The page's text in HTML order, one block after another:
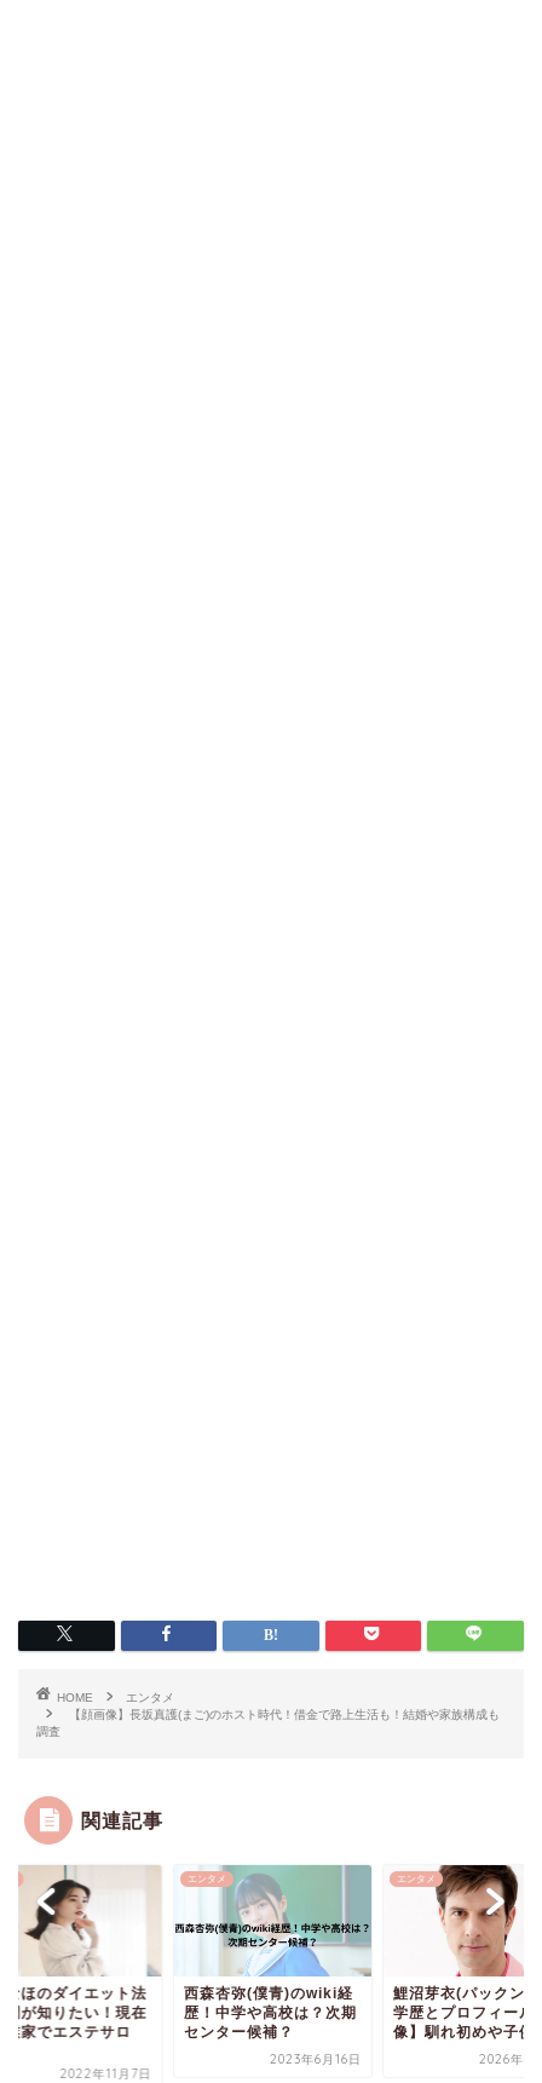
HOME
エンタメ
【顔画像】長坂真護(まご)のホスト時代！借金で路上生活も！結婚や家族構成も
調査
関連記事
なほのダイエット法
間が知りたい！現在
業家でエステサロ
2022年11月7日
エンタメ
西森杏弥(僕青)のwiki経
歴！中学や高校は？次期
センター候補？
2023年6月16日
エンタメ
鯉沼芽衣(パックン
学歴とプロフィール
像】馴れ初めや子供
2026年4